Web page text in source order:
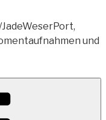
Container